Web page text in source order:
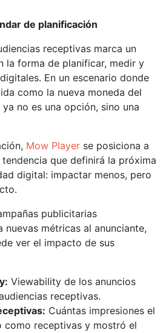
de planificación
receptivas marca un
la forma de planificar, medir y
En un escenario donde
como la nueva moneda del
no es una opción, sino una
Mow Player se posiciona a
que definirá la próxima
digital: impactar menos, pero
publicitarias
nuevas métricas al anunciante,
ver el impacto de sus
Viewability de los anuncios
receptivas.
Cuántas impresiones el
como receptivas y mostró el